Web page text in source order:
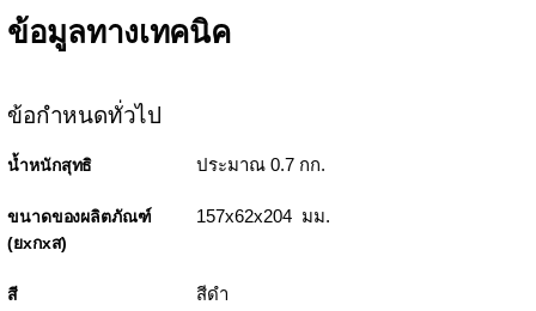
ข้อมูลทางเทคนิค
ข้อกำหนดทั่วไป
น้ำหนักสุทธิ ประมาณ 0.7 กก.
ขนาดของผลิตภัณฑ์
(ยxกxส)
157x62x204 มม.
สี สีดำ